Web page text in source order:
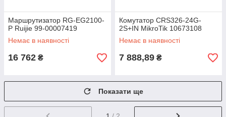
Маршрутизатор RG-EG2100-
P Ruijie 99-00007419
Немає в наявності
16 762 ₴
Комутатор CRS326-24G-
2S+IN MikroTik 10673108
Немає в наявності
7 888,89 ₴
Показати ще